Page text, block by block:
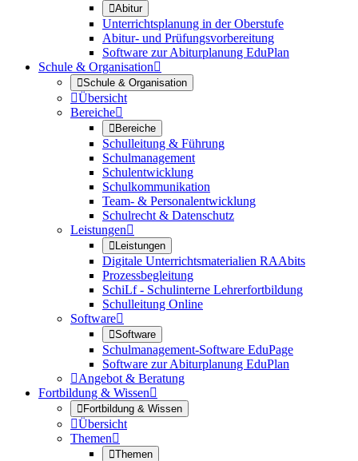
Abitur
Unterrichtsplanung in der Oberstufe
Abitur- und Prüfungsvorbereitung
Software zur Abiturplanung EduPlan
Schule & Organisation
Schule & Organisation
Übersicht
Bereiche
Bereiche
Schulleitung & Führung
Schulmanagement
Schulentwicklung
Schulkommunikation
Team- & Personalentwicklung
Schulrecht & Datenschutz
Leistungen
Leistungen
Digitale Unterrichtsmaterialien RAAbits
Prozessbegleitung
SchiLf - Schulinterne Lehrerfortbildung
Schulleitung Online
Software
Software
Schulmanagement-Software EduPage
Software zur Abiturplanung EduPlan
Angebot & Beratung
Fortbildung & Wissen
Fortbildung & Wissen
Übersicht
Themen
Themen